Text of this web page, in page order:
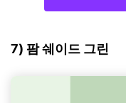
7) 팜 쉐이드 그린